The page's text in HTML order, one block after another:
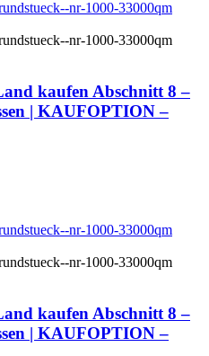
kaufen Abschnitt 8 –
| KAUFOPTION –
kaufen Abschnitt 8 –
| KAUFOPTION –